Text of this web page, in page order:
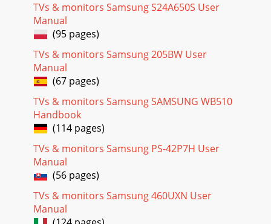
“Add/Remove”（添加/删除） ]窗口中，找到并选中
MagicTune™。4. 单击[ “Change or Remove Programs”（更改
或删除程序） ]，删
Page 26
4-3安装软件4-3 MultiScreen什么是 MultiScreen？通过
MultiScreen，用户可将显示器画面分割为多个显示区域。安装
软件1. 将安装光盘插入 CD-ROM 驱动器中。2. 选择
MultiScreen 安装程序。 如果主画面中未弹出软件安装画面，
则请在 CD-ROM
Page 27
故障排除5-15 故障排除5-1 显示器自诊断 • 您可使用自诊断功
能检查本产品是否工作正常。• 如果产品与 PC 正确连接后出现
空白画面且电源 LED 不断闪烁，则请根据以下步骤执行自诊断
功能。 1. 关闭本产品和 PC 的电源。2. 从本产品上拔下信号缆
线。3. 打开本产品电源。4. 如果本产品
TVs & monitors Samsung S24A650S User
Manual
(95 pages)
TVs & monitors Samsung 205BW User
Manual
(67 pages)
TVs & monitors Samsung SAMSUNG WB510
Handbook
(114 pages)
TVs & monitors Samsung PS-42P7H User
Manual
(56 pages)
TVs & monitors Samsung 460UXN User
Manual